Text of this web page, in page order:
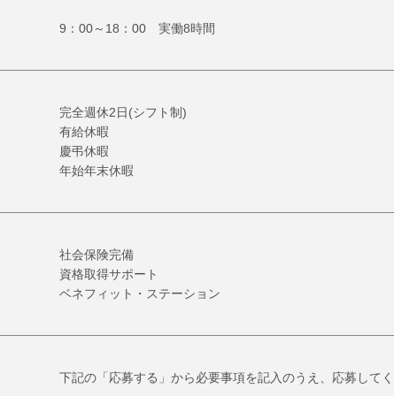
9：00～18：00 実働8時間
完全週休2日(シフト制)
有給休暇
慶弔休暇
年始年末休暇
社会保険完備
資格取得サポート
ベネフィット・ステーション
下記の「応募する」から必要事項を記入のうえ、応募して